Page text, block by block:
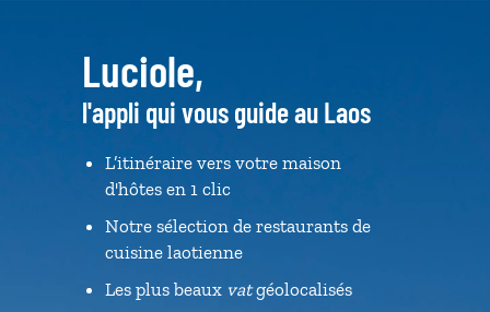
Luciole,
l'appli qui vous guide au Laos
L’itinéraire vers votre maison
d'hôtes en 1 clic
Notre sélection de restaurants de
cuisine laotienne
Les plus beaux vatgéolocalisés